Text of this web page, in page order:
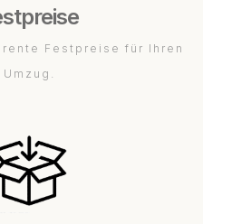
Festpreise für Ihren
Umzug.